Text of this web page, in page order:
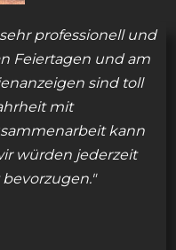
professionell und
Feiertagen und am
sind toll
mit
kann
würden jederzeit
"